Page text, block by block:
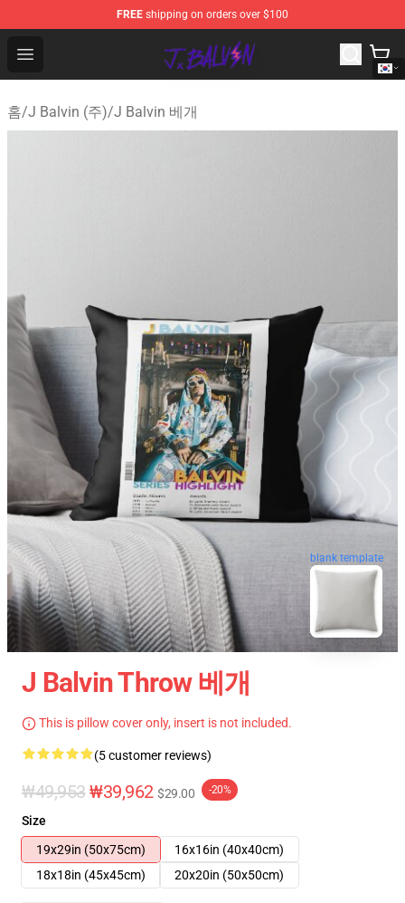
FREE shipping on orders over $100
Open menu
J Balvin Store - Official J Balvin Merchandise Shop
홈/J Balvin (주)/J Balvin 베개
blank template
J Balvin Throw 베개
This is pillow cover only, insert is not included.
(5 customer reviews)
₩49,953 ₩39,962 $29.00 -20%
Size
19x29in (50x75cm)
16x16in (40x40cm)
18x18in (45x45cm)
20x20in (50x50cm)